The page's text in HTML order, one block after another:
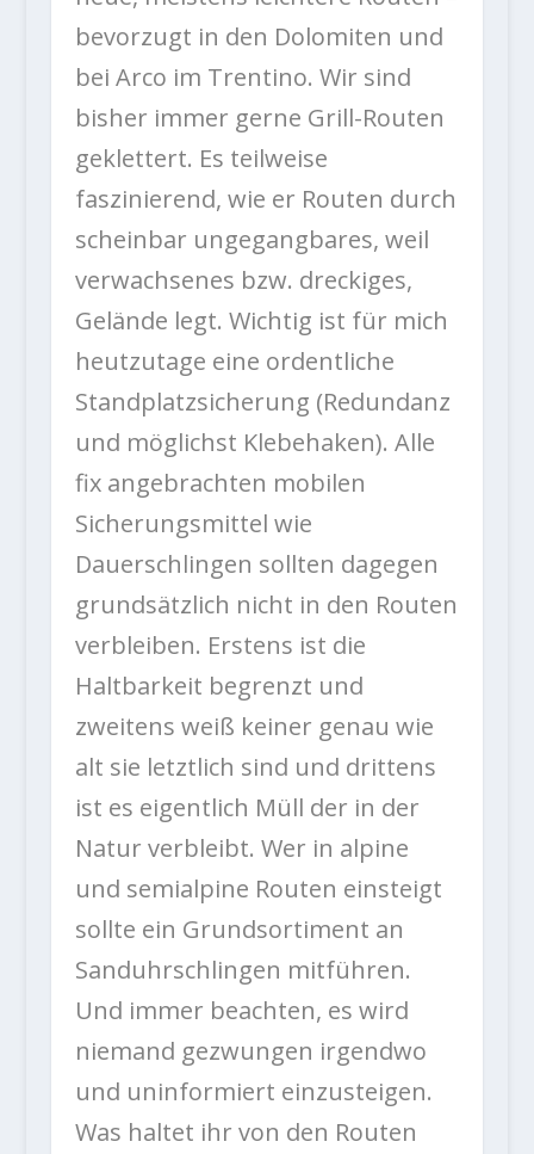
bevorzugt in den Dolomiten und
bei Arco im Trentino. Wir sind
bisher immer gerne Grill-Routen
geklettert. Es teilweise
faszinierend, wie er Routen durch
scheinbar ungegangbares, weil
verwachsenes bzw. dreckiges,
Gelände legt. Wichtig ist für mich
heutzutage eine ordentliche
Standplatzsicherung (Redundanz
und möglichst Klebehaken). Alle
fix angebrachten mobilen
Sicherungsmittel wie
Dauerschlingen sollten dagegen
grundsätzlich nicht in den Routen
verbleiben. Erstens ist die
Haltbarkeit begrenzt und
zweitens weiß keiner genau wie
alt sie letztlich sind und drittens
ist es eigentlich Müll der in der
Natur verbleibt. Wer in alpine
und semialpine Routen einsteigt
sollte ein Grundsortiment an
Sanduhrschlingen mitführen.
Und immer beachten, es wird
niemand gezwungen irgendwo
und uninformiert einzusteigen.
Was haltet ihr von den Routen